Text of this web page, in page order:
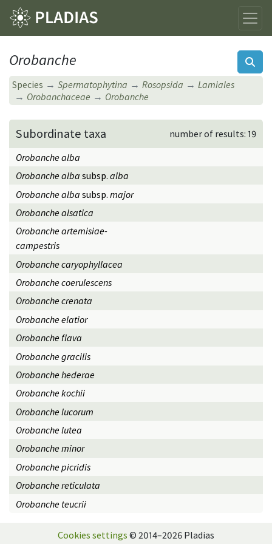
Orobanche
Species Spermatophytina Rosopsida
Lamiales
Orobanchaceae
Orobanche
Subordinate taxa
number of results: 19
Orobanche alba
Orobanche albasubsp. alba
Orobanche albasubsp. major
Orobanche alsatica
Orobanche artemisiae-
campestris
Orobanche caryophyllacea
Orobanche coerulescens
Orobanche crenata
Orobanche elatior
Orobanche flava
Orobanche gracilis
Orobanche hederae
Orobanche kochii
Orobanche lucorum
Orobanche lutea
Orobanche minor
Orobanche picridis
Orobanche reticulata
Orobanche teucrii
Cookies settings © 2014–2026 Pladias